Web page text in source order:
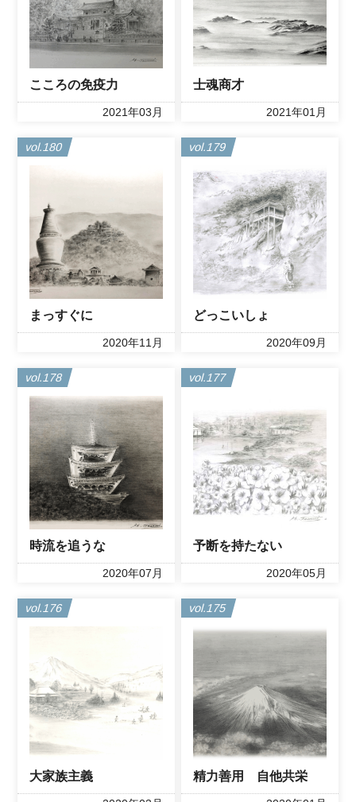
こころの免疫力
2021年03月
士魂商才
2021年01月
vol.180
まっすぐに
2020年11月
vol.179
どっこいしょ
2020年09月
vol.178
時流を追うな
2020年07月
vol.177
予断を持たない
2020年05月
vol.176
大家族主義
vol.175
精力善用 自他共栄